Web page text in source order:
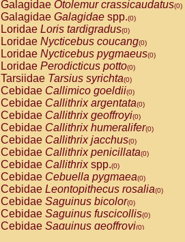
Galagidae Otolemur crassicaudatus(0)
Galagidae Galagidae spp.(0)
Loridae Loris tardigradus(0)
Loridae Nycticebus coucang(0)
Loridae Nycticebus pygmaeus(0)
Loridae Perodicticus potto(0)
Tarsiidae Tarsius syrichta(0)
Cebidae Callimico goeldii(0)
Cebidae Callithrix argentata(0)
Cebidae Callithrix geoffroyi(0)
Cebidae Callithrix humeralifer(0)
Cebidae Callithrix jacchus(0)
Cebidae Callithrix penicillata(0)
Cebidae Callithrixspp.(0)
Cebidae Cebuella pygmaea(0)
Cebidae Leontopithecus rosalia(0)
Cebidae Saguinus bicolor(0)
Cebidae Saguinus fuscicollis(0)
Cebidae Saguinus geoffroyi(0)